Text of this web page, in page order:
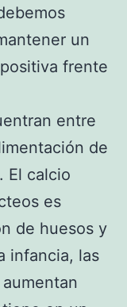
un
frente
entre
de
El calcio
es
de huesos y
infancia, las